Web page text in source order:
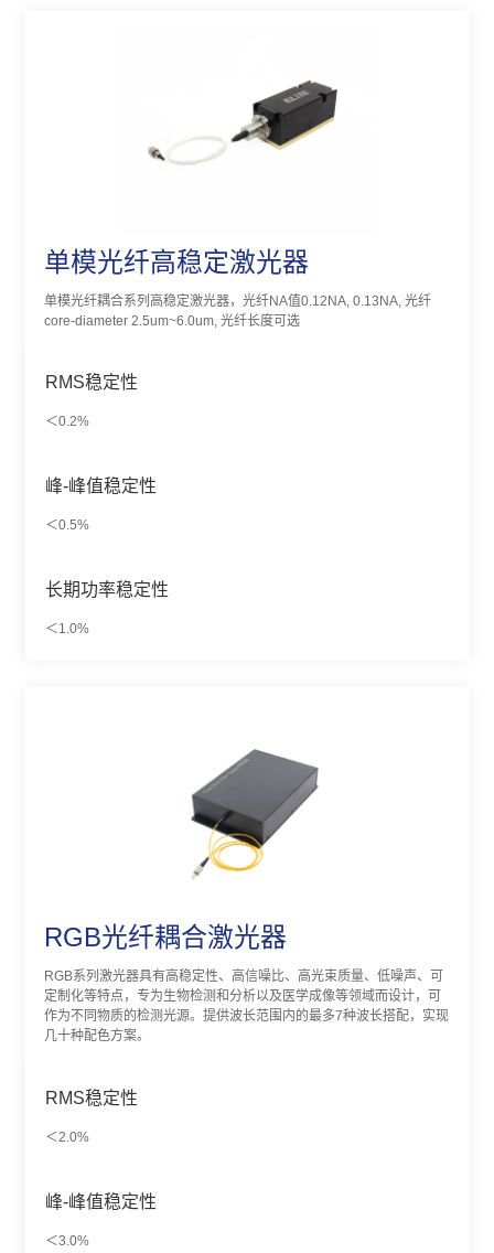
单模光纤高稳定激光器
单模光纤耦合系列高稳定激光器，光纤NA值0.12NA, 0.13NA, 光纤
core-diameter 2.5um~6.0um, 光纤长度可选
RMS稳定性
＜0.2%
峰-峰值稳定性
＜0.5%
长期功率稳定性
＜1.0%
RGB光纤耦合激光器
RGB系列激光器具有高稳定性、高信噪比、高光束质量、低噪声、可
定制化等特点，专为生物检测和分析以及医学成像等领域而设计，可
作为不同物质的检测光源。提供波长范围内的最多7种波长搭配，实现
几十种配色方案。
RMS稳定性
＜2.0%
峰-峰值稳定性
＜3.0%